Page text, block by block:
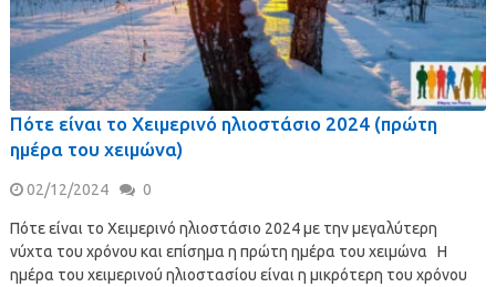
Πότε είναι το Χειμερινό ηλιοστάσιο 2024 (πρώτη
ημέρα του χειμώνα)
02/12/2024 0
Πότε είναι το Χειμερινό ηλιοστάσιο 2024 με την μεγαλύτερη
νύχτα του χρόνου και επίσημα η πρώτη ημέρα του χειμώνα Η
ημέρα του χειμερινού ηλιοστασίου είναι η μικρότερη του χρόνου